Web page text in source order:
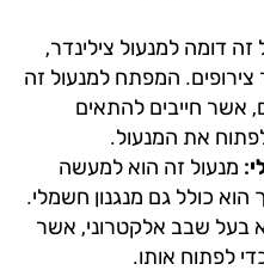
למנעול צילינדר,
המפתח למנעול זה
חייבים להתאים
את המנעול.
זה הוא למעשה
כולל גם מנגנון חשמלי.
שבב אלקטרוני, אשר
אותו.